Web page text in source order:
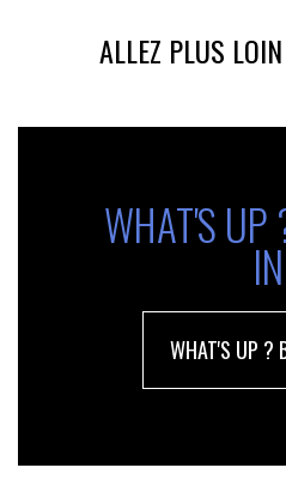
ALLEZ PLUS
WHAT'S UP
IN
WHAT'S UP ?